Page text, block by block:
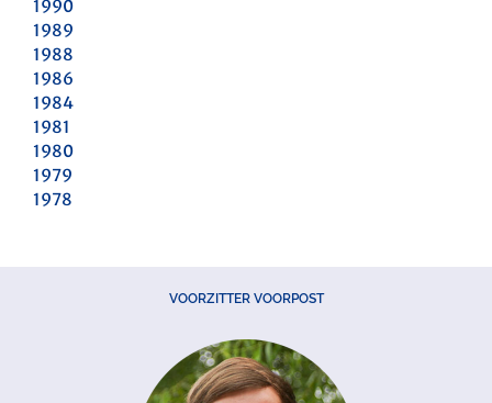
1990
1989
1988
1986
1984
1981
1980
1979
1978
VOORZITTER VOORPOST